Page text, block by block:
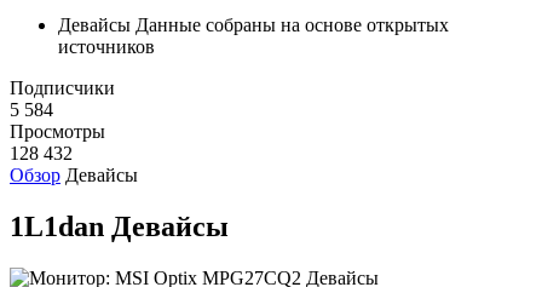
Девайсы Данные собраны на основе открытых
источников
Подписчики
5 584
Просмотры
128 432
Обзор Девайсы
1L1dan Девайсы